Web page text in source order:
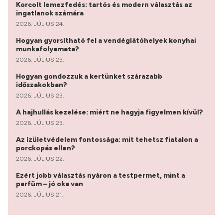
Korcolt lemezfedés: tartós és modern választás az
ingatlanok számára
2026. JÚLIUS 24.
Hogyan gyorsítható fel a vendéglátóhelyek konyhai
munkafolyamata?
2026. JÚLIUS 23.
Hogyan gondozzuk a kertünket szárazabb
időszakokban?
2026. JÚLIUS 23.
A hajhullás kezelése: miért ne hagyja figyelmen kívül?
2026. JÚLIUS 23.
Az ízületvédelem fontossága: mit tehetsz fiatalon a
porckopás ellen?
2026. JÚLIUS 22.
Ezért jobb választás nyáron a testpermet, mint a
parfüm – jó oka van
2026. JÚLIUS 21.